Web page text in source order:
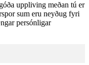
uppliving meðan tú er
sum eru neyðug fyri
persónligar